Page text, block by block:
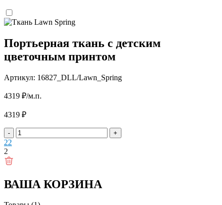
Портьерная ткань с детским
цветочным принтом
Артикул: 16827_DLL/Lawn_Spring
4319 ₽/м.п.
4319 ₽
- +
22
2
ВАША КОРЗИНА